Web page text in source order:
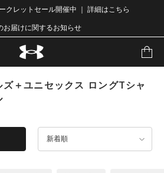
クレットセール開催中 ｜ 詳細はこちら
お届けに関するお知らせ
＋ユニセックス ロングTシャ
新着順